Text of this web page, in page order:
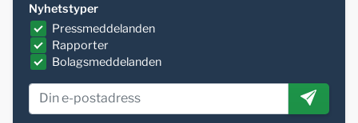
Nyhetstyper
Pressmeddelanden
Rapporter
Bolagsmeddelanden